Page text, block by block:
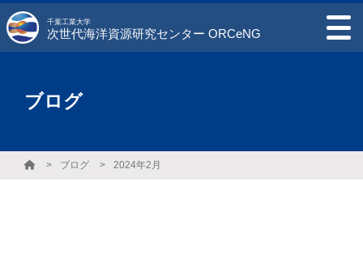
千葉工業大学
次世代海洋資源研究センター ORCeNG
ブログ
ブログ 2024年2月